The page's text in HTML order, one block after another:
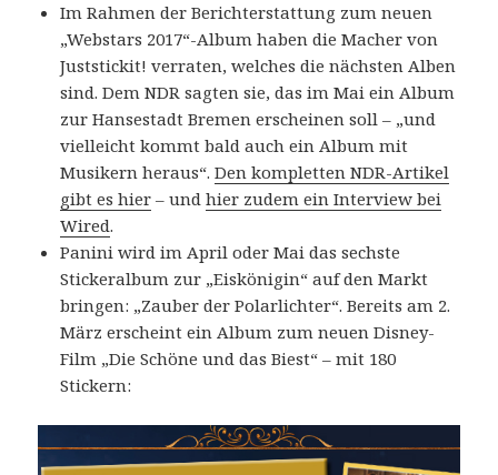
Im Rahmen der Berichterstattung zum neuen
„Webstars 2017“-Album haben die Macher von
Juststickit! verraten, welches die nächsten Alben
sind. Dem NDR sagten sie, das im Mai ein Album
zur Hansestadt Bremen erscheinen soll – „und
vielleicht kommt bald auch ein Album mit
Musikern heraus“.Den kompletten NDR-Artikel
gibt es hier – undhier zudem ein Interview bei
Wired.
Panini wird im April oder Mai das sechste
Stickeralbum zur „Eiskönigin“ auf den Markt
bringen: „Zauber der Polarlichter“. Bereits am 2.
März erscheint ein Album zum neuen Disney-
Film „Die Schöne und das Biest“ – mit 180
Stickern: